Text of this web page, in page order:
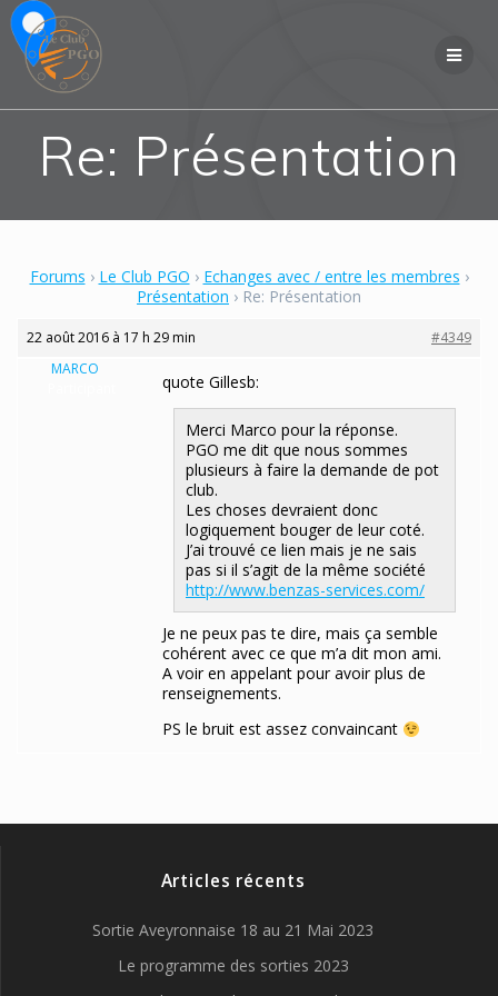
Re: Présentation
Forums › Le Club PGO › Echanges avec / entre les membres ›
Présentation › Re: Présentation
22 août 2016 à 17 h 29 min
#4349
MARCO
quote Gillesb:
Merci Marco pour la réponse.
PGO me dit que nous sommes
plusieurs à faire la demande de pot
club.
Les choses devraient donc
logiquement bouger de leur coté.
J’ai trouvé ce lien mais je ne sais
pas si il s’agit de la même société
http://www.benzas-services.com/
Je ne peux pas te dire, mais ça semble
cohérent avec ce que m’a dit mon ami.
A voir en appelant pour avoir plus de
renseignements.
PS le bruit est assez convaincant
Articles récents
Sortie Aveyronnaise 18 au 21 Mai 2023
Le programme des sorties 2023